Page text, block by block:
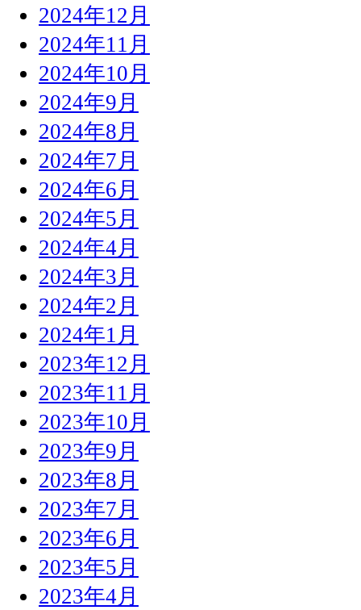
2024年12月
2024年11月
2024年10月
2024年9月
2024年8月
2024年7月
2024年6月
2024年5月
2024年4月
2024年3月
2024年2月
2024年1月
2023年12月
2023年11月
2023年10月
2023年9月
2023年8月
2023年7月
2023年6月
2023年5月
2023年4月